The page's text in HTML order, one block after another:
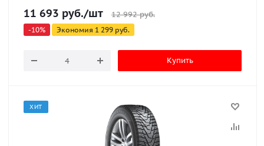
11 693 руб./шт 12 992руб.
-10% Экономия 1 299 руб.
Купить
ХИТ